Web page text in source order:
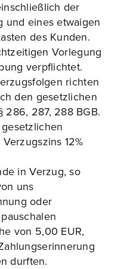
der
und eines etwaigen
des Kunden.
Vorlegung
verpflichtet.
richten
den gesetzlichen
286, 287, 288 BGB.
12%
in Verzug, so
uns
oder
von 5,00 EUR,
durften.